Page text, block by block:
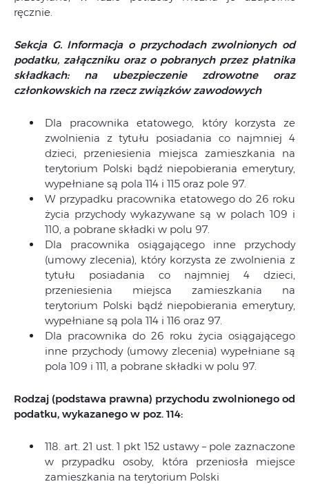
ręcznie.
Sekcja G. Informacja o przychodach zwolnionych od
podatku, załączniku oraz o pobranych przez płatnika
składkach: na ubezpieczenie zdrowotne oraz
członkowskich na rzecz związków zawodowych
Dla pracownika etatowego, który korzysta ze
zwolnienia z tytułu posiadania co najmniej 4
dzieci, przeniesienia miejsca zamieszkania na
terytorium Polski bądź niepobierania emerytury,
wypełniane są pola 114 i 115 oraz pole 97.
W przypadku pracownika etatowego do 26 roku
życia przychody wykazywane są w polach 109 i
110, a pobrane składki w polu 97.
Dla pracownika osiągającego inne przychody
(umowy zlecenia), który korzysta ze zwolnienia z
tytułu posiadania co najmniej 4 dzieci,
przeniesienia miejsca zamieszkania na
terytorium Polski bądź niepobierania emerytury,
wypełniane są pola 114 i 116 oraz 97.
Dla pracownika do 26 roku życia osiągającego
inne przychody (umowy zlecenia) wypełniane są
pola 109 i 111, a pobrane składki w polu 97.
Rodzaj (podstawa prawna) przychodu zwolnionego od
podatku, wykazanego w poz. 114:
118. art. 21 ust. 1 pkt 152 ustawy – pole zaznaczone
w przypadku osoby, która przeniosła miejsce
zamieszkania na terytorium Polski